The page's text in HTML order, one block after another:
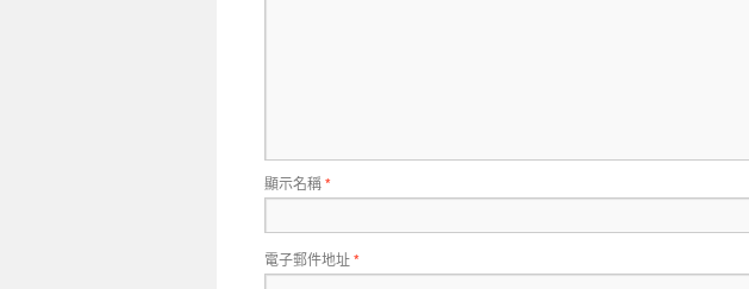
顯示名稱*
電子郵件地址*